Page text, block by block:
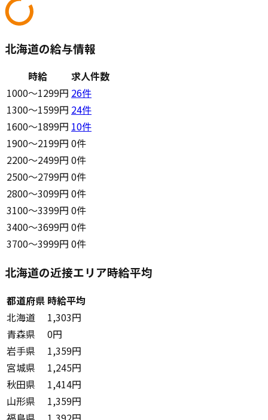
北海道の給与情報
時給
求人件数
1000〜1299円 26件
1300〜1599円 24件
1600〜1899円 10件
1900〜2199円 0件
2200〜2499円 0件
2500〜2799円 0件
2800〜3099円 0件
3100〜3399円 0件
3400〜3699円 0件
3700〜3999円 0件
北海道の近接エリア時給平均
都道府県 時給平均
北海道
1,303円
青森県
0円
岩手県
1,359円
宮城県
1,245円
秋田県
1,414円
山形県
1,359円